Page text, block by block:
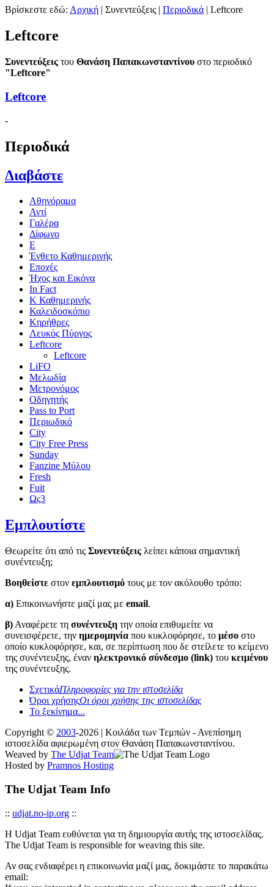
Βρίσκεστε εδώ: Αρχική | Συνεντεύξεις | Περιοδικά | Leftcore
Leftcore
Συνεντεύξεις του Θανάση Παπακωνσταντίνου στο περιοδικό
"Leftcore"
Leftcore
-
Περιοδικά
Διαβάστε
Αθηνόραμα
Αντί
Γαλέρα
Δίφωνο
Ε
Ένθετο Καθημερινής
Εποχές
Ήχος και Εικόνα
In Fact
Κ Καθημερινής
Καλειδοσκόπιο
Κηρήθρες
Λευκός Πύργος
Leftcore
Leftcore
LiFO
Μελωδία
Μετρονόμος
Οδηγητής
Pass to Port
Περιωδικό
City
City Free Press
Sunday
Fanzine Μύλου
Fresh
Fuit
Ως3
Εμπλουτίστε
Θεωρείτε ότι από τις Συνεντεύξεις λείπει κάποια σημαντική
συνέντευξη;
Βοηθείστε στον εμπλουτισμό τους με τον ακόλουθο τρόπο:
α) Επικοινωνήστε μαζί μας με email.
β) Αναφέρετε τη συνέντευξη την οποία επιθυμείτε να
συνεισφέρετε, την ημερομηνία που κυκλοφόρησε, το μέσο στο
οποίο κυκλοφόρησε, και, σε περίπτωση που δε στείλετε το κείμενο
της συνέντευξης, έναν ηλεκτρονικό σύνδεσμο (link) του κειμένου
της συνέντευξης.
ΣχετικάΠληροφορίες για την ιστοσελίδα
Όροι χρήσηςΟι όροι χρήσης της ιστοσελίδας
Το ξεκίνημα...
Copyright © 2003-2026 | Κοιλάδα των Τεμπών - Ανεπίσημη
ιστοσελίδα αφιερωμένη στον Θανάση Παπακωνσταντίνου.
Weaved by The Udjat Team
Hosted by Pramnos Hosting
The Udjat Team Info
:: udjat.no-ip.org ::
Η Udjat Team ευθύνεται για τη δημιουργία αυτής της ιστοσελίδας.
The Udjat Team is responsible for weaving this site.
Αν σας ενδιαφέρει η επικοινωνία μαζί μας, δοκιμάστε το παρακάτω
email: